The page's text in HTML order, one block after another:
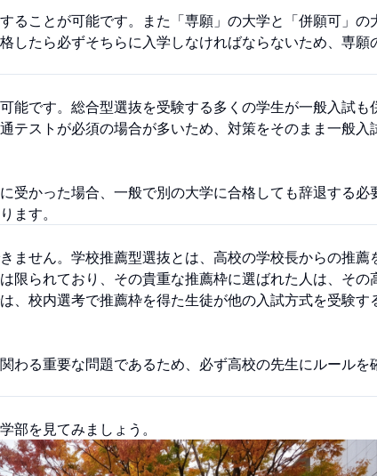
ることが可能です。また「専願」の大学と「併願可」の
したら必ずそちらに入学しなければならないため、専願
能です。総合型選抜を受験する多くの学生が一般入試も
テストが必須の場合が多いため、対策をそのまま一般入
受かった場合、一般で別の大学に合格しても辞退する必
ます。
ません。学校推薦型選抜とは、高校の学校長からの推薦
限られており、その貴重な推薦枠に選ばれた人は、その
、校内選考で推薦枠を得た生徒が他の入試方式を受験す
わる重要な問題であるため、必ず高校の先生にルールを
部を見てみましょう。